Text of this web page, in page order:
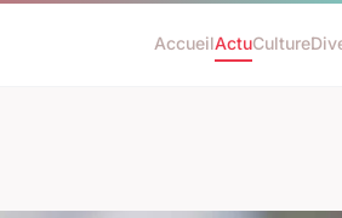
AccueilActuCulture